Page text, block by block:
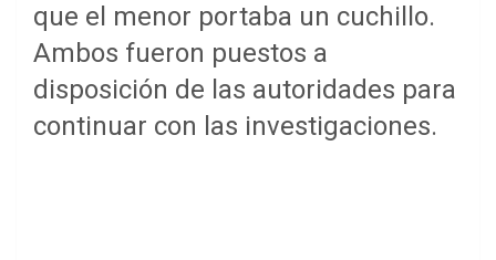
que el menor portaba un cuchillo.
Ambos fueron puestos a
disposición de las autoridades para
continuar con las investigaciones.